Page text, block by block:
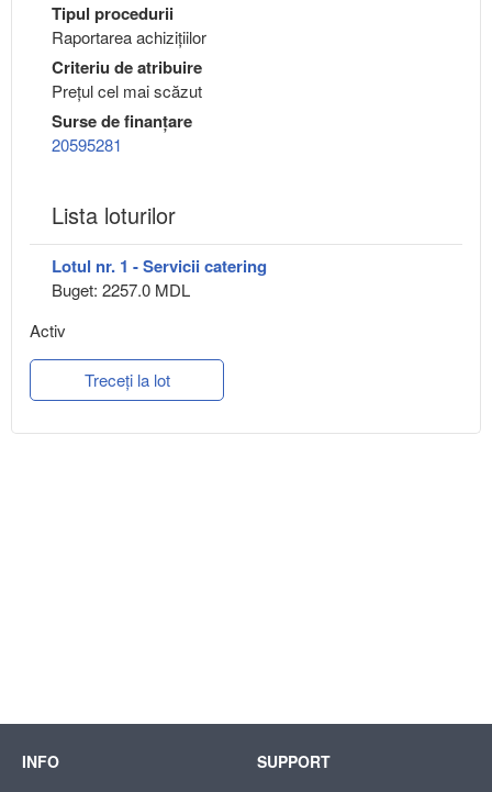
Tipul procedurii
Raportarea achizițiilor
Criteriu de atribuire
Preţul cel mai scăzut
Surse de finanțare
20595281
Lista loturilor
Lotul nr. 1 - Servicii catering
Buget: 2257.0 MDL
Activ
Treceți la lot
INFO SUPPORT